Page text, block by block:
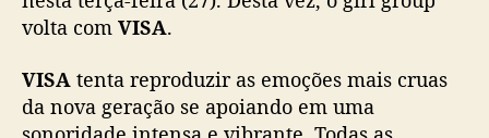
o
s
i
volta com VISA.
VISA tenta reproduzir as emoções mais cruas
da nova geração se apoiando em uma